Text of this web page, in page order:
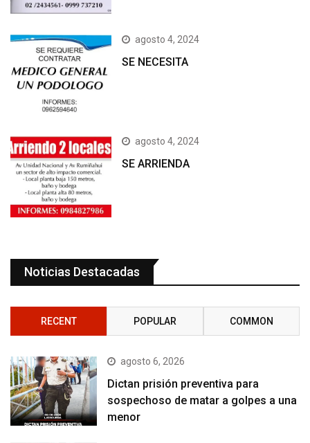
agosto 4, 2024
SE NECESITA
agosto 4, 2024
SE ARRIENDA
Noticias Destacadas
RECENT POPULAR COMMON
agosto 6, 2026
Dictan prisión preventiva para
sospechoso de matar a golpes a una
menor